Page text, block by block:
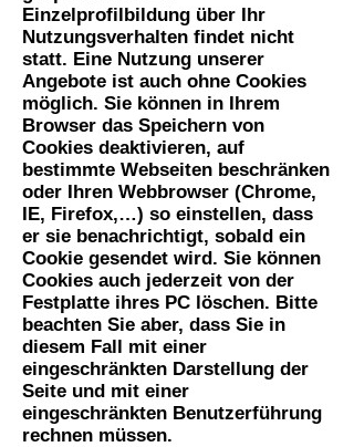
Einzelprofilbildung über Ihr
Nutzungsverhalten findet nicht
statt. Eine Nutzung unserer
Angebote ist auch ohne Cookies
möglich. Sie können in Ihrem
Browser das Speichern von
Cookies deaktivieren, auf
bestimmte Webseiten beschränken
oder Ihren Webbrowser (Chrome,
IE, Firefox,…) so einstellen, dass
er sie benachrichtigt, sobald ein
Cookie gesendet wird. Sie können
Cookies auch jederzeit von der
Festplatte ihres PC löschen. Bitte
beachten Sie aber, dass Sie in
diesem Fall mit einer
eingeschränkten Darstellung der
Seite und mit einer
eingeschränkten Benutzerführung
rechnen müssen.